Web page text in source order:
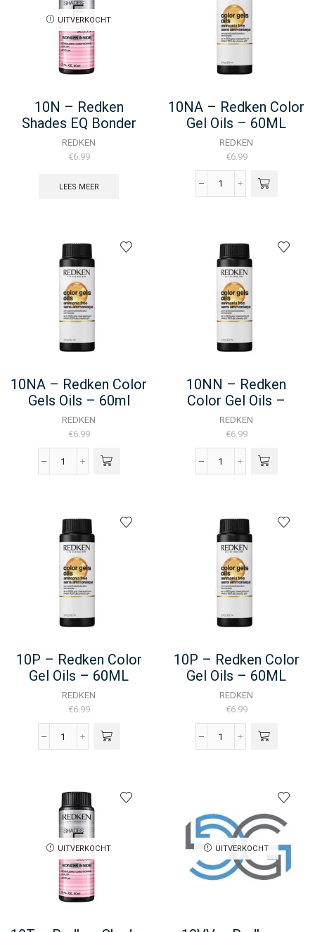
60ML
aantal
60ML
aantal
UITVERKOCHT
10N – Redken
Shades EQ Bonder
Inside – 60ML
REDKEN
€6.99
LEES MEER
10NA – Redken Color
Gel Oils – 60ML
REDKEN
€6.99
10NA
Gel
Oils
-
60ML
aantal
10NA – Redken Color
Gels Oils – 60ml
REDKEN
€6.99
10NA
Gels
Oils
-
60ml
aantal
10NN – Redken
Color Gel Oils –
60ML
REDKEN
€6.99
10NN
Gel
Oils
-
60ML
aantal
10P – Redken Color
Gel Oils – 60ML
REDKEN
€6.99
10P
Gel
Oils
-
60ML
aantal
10P – Redken Color
Gel Oils – 60ML
REDKEN
€6.99
10P
-
60ML
aantal
UITVERKOCHT UITVERKOCHT